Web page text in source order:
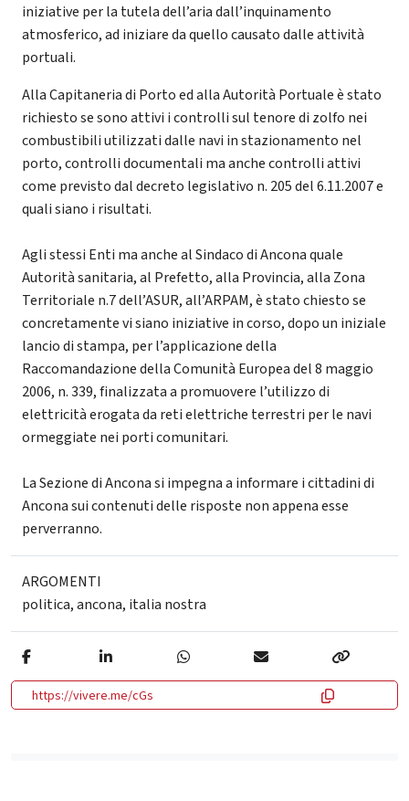
iniziative per la tutela dell’aria dall’inquinamento
atmosferico, ad iniziare da quello causato dalle attività
portuali.
Alla Capitaneria di Porto ed alla Autorità Portuale è stato
richiesto se sono attivi i controlli sul tenore di zolfo nei
combustibili utilizzati dalle navi in stazionamento nel
porto, controlli documentali ma anche controlli attivi
come previsto dal decreto legislativo n. 205 del 6.11.2007 e
quali siano i risultati.
Agli stessi Enti ma anche al Sindaco di Ancona quale
Autorità sanitaria, al Prefetto, alla Provincia, alla Zona
Territoriale n.7 dell’ASUR, all’ARPAM, è stato chiesto se
concretamente vi siano iniziative in corso, dopo un iniziale
lancio di stampa, per l’applicazione della
Raccomandazione della Comunità Europea del 8 maggio
2006, n. 339, finalizzata a promuovere l’utilizzo di
elettricità erogata da reti elettriche terrestri per le navi
ormeggiate nei porti comunitari.
La Sezione di Ancona si impegna a informare i cittadini di
Ancona sui contenuti delle risposte non appena esse
perverranno.
ARGOMENTI
politica,ancona, italia nostra
https://vivere.me/cGs